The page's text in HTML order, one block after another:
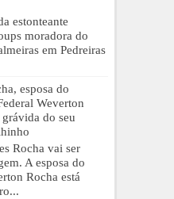
estonteante
moradora do
em Pedreiras
esposa do
Weverton
grávida do seu
Rocha vai ser
A esposa do
Rocha está